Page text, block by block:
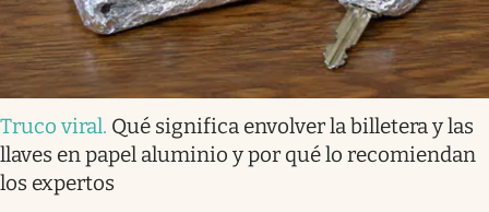
Truco viral. Qué significa envolver la billetera y las
llaves en papel aluminio y por qué lo recomiendan
los expertos